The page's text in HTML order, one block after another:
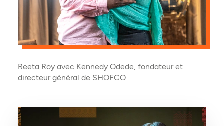
Reeta Roy avec Kennedy Odede, fondateur et
directeur général de SHOFCO